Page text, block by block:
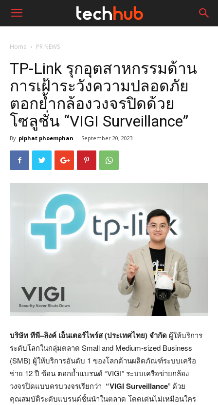
Home PR NEWS
TP-Link รุกอุตสาหกรรมด้าน
การเฝ้าระวังความปลอดภัย
ตอกย้ำกล้องวงจรปิดด้วย
โซลูชั่น “VIGI Surveillance”
By piphat phoemphan - September 20, 2023
บริษัท ทีพี–ลิงค์ เอ็นเตอร์ไพร์ส(ประเทศไทย)จำกัด ผู้ให้บริการ
ระดับโลกในกลุ่มตลาด Small and Medium-sized Business
(SMB) ผู้ให้บริการอันดับ 1 ของโลกด้านผลิตภัณฑ์ระบบเครือ
ข่าย 12 ปี ซ้อน ตอกย้ำแบรนด์ “VIGI” ระบบเครือข่ายกล้อง
วงจรปิดแบบครบวงจรเรียกว่า “VIGI Surveillance” ด้วย
คุณสมบัติระดับแบรนด์ชั้นนำในตลาด โดดเด่นไม่เหมือนใคร